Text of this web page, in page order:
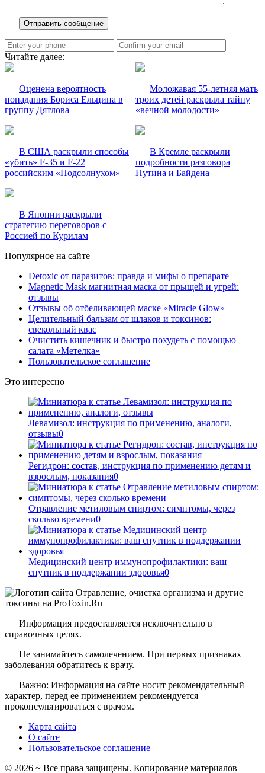
Читайте далее:
Оценена вероятность
попадания Бориса Ельцина в
группу Дятлова
Моложавая 55-летняя мать
троих детей раскрыла тайну
«вечной молодости»
В США раскрыли способы
«убить» F-35 и F-22
российским «Подсолнухом»
В Кремле раскрыли
подробности разговора
Путина и Байдена
В Японии раскрыли
стратегию переговоров с
Россией по Курилам
Популярное на сайте
Detoxic от паразитов: правда и мифы о препарате
Magnetic Mask магнитная маска от прыщей и угрей:
отзывы
Отзывы об отбеливающей маске «Miracle Glow»
Целительный бальзам от шлаков и токсинов:
свекольный квас
Очистить кишечник и быстро похудеть с помощью
салата «Метелка»
Пользовательское соглашение
Это интересно
Левамизол: инструкция по применению, аналоги,
отзывы0
Регидрон: состав, инструкция по применению детям и
взрослым, показания0
Отравление метиловым спиртом: симптомы, через
сколько времени0
Медицинский центр иммунопрофилактики: ваш
спутник в поддержании здоровья0
Информация предоставляется исключительно в
справочных целях.
Не занимайтесь самолечением. При первых признаках
заболевания обратитесь к врачу.
Важно: Информация на сайте носит рекомендательный
характер, перед ее применением рекомендуется
проконсультироваться с врачом.
Карта сайта
О сайте
Пользовательское соглашение
© 2026 ~ Все права защищены. Копирование материалов